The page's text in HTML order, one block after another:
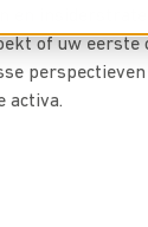
en
of uw eerste
perspectieven
activa.